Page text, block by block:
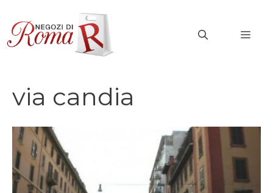
contenuto
via candia